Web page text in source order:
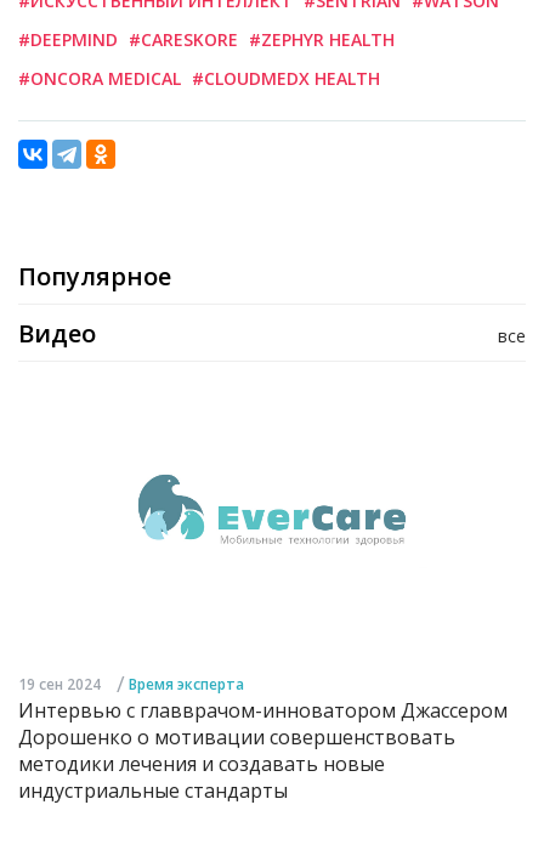
#DEEPMIND #CARESKORE #ZEPHYR HEALTH
#ONCORA MEDICAL #CLOUDMEDX HEALTH
Популярное
все
Видео
19 сен 2024 / Время эксперта
Интервью с главврачом-инноватором Джассером
Дорошенко о мотивации совершенствовать
методики лечения и создавать новые
индустриальные стандарты